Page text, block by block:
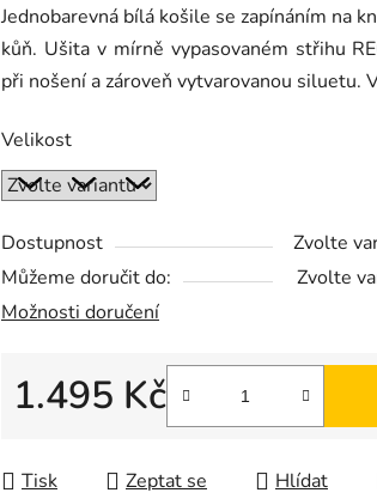
je
0,0
z
hvězdiček.
Jednobarevná bílá košile se zapínáním na
kůň. Ušita v mírně vypasovaném střihu
při nošení a zároveň vytvarovanou siluetu.
Velikost
Dostupnost
Zvolte
Můžeme doručit do:
Zvolte
Možnosti doručení
1.495 Kč
Tisk Zeptat se Hlídat